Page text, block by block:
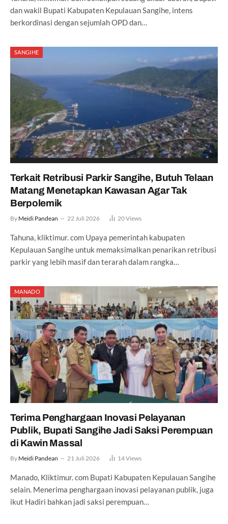
dan wakil Bupati Kabupaten Kepulauan Sangihe, intens
berkordinasi dengan sejumlah OPD dan…
SANGIHE
Terkait Retribusi Parkir Sangihe, Butuh Telaan
Matang Menetapkan Kawasan Agar Tak
Berpolemik
By Meidi Pandean 22 Juli 2026 20Views
Tahuna, kliktimur. com Upaya pemerintah kabupaten
Kepulauan Sangihe untuk memaksimalkan penarikan retribusi
parkir yang lebih masif dan terarah dalam rangka…
MANADO
Terima Penghargaan Inovasi Pelayanan
Publik, Bupati Sangihe Jadi Saksi Perempuan
di Kawin Massal
By Meidi Pandean 21 Juli 2026 14Views
Manado, Kliktimur. com Bupati Kabupaten Kepulauan Sangihe
selain. Menerima penghargaan inovasi pelayanan publik, juga
ikut Hadiri bahkan jadi saksi perempuan…